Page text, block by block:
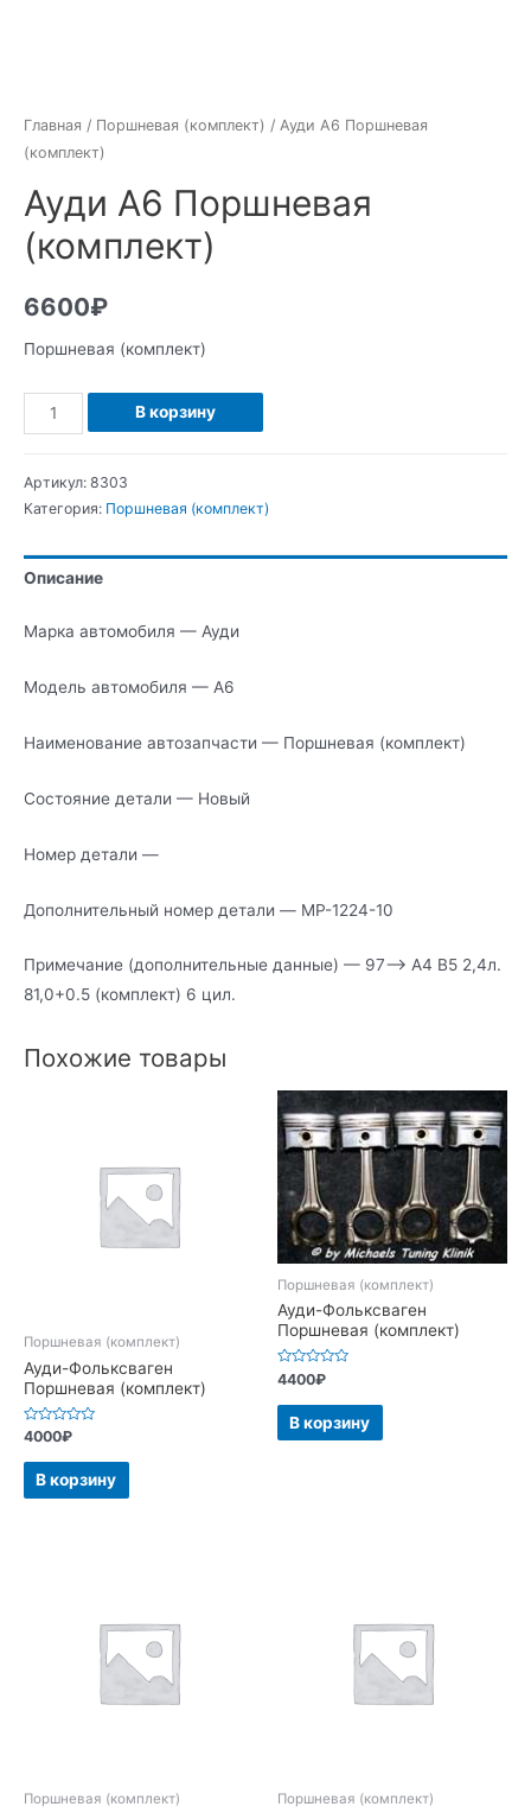
Главная / Поршневая (комплект) / Ауди А6 Поршневая
(комплект)
Ауди А6 Поршневая
(комплект)
6600₽
Поршневая (комплект)
Количество
Ауди
Поршневая
В корзину
Артикул: 8303
Категория: Поршневая (комплект)
Описание
Марка автомобиля — Ауди
Модель автомобиля — А6
Наименование автозапчасти — Поршневая (комплект)
Состояние детали — Новый
Номер детали —
Дополнительный номер детали — MP-1224-10
Примечание (дополнительные данные) — 97—> А4 В5 2,4л.
81,0+0.5 (комплект) 6 цил.
Похожие товары
Поршневая (комплект)
Ауди-Фольксваген
Поршневая (комплект)
Оценка
из
4000₽
В корзину
Поршневая (комплект)
Ауди-Фольксваген
Поршневая (комплект)
Оценка
0
из
4400₽
В корзину
Поршневая (комплект) Поршневая (комплект)